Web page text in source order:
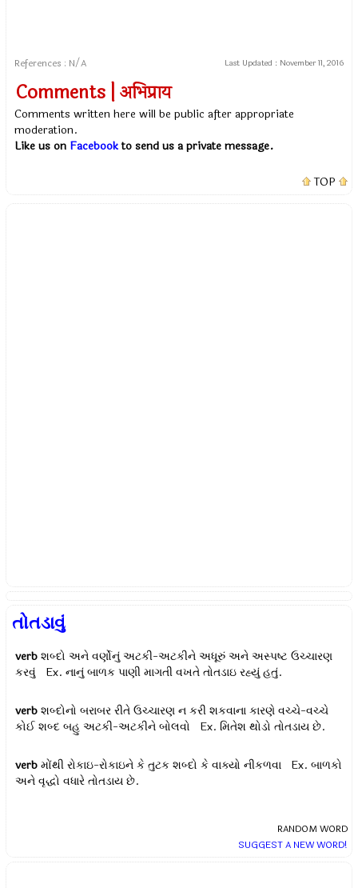
References : N/A Last Updated : November 11, 2016
Comments | अभिप्राय
Comments written here will be public after appropriate
moderation.
Like us on Facebookto send us a private message.
TOP
તોતડાવું
verb શબ્દો અને વર્ણોનું અટકી-અટકીને અધૂરું અને અસ્પષ્ટ ઉચ્ચારણ
કરવું Ex.નાનું બાળક પાણી માગતી વખતે તોતડાઇ રહ્યું હતું.
verb શબ્દોનો બરાબર રીતે ઉચ્ચારણ ન કરી શકવાના કારણે વચ્ચે-વચ્ચે
કોઈ શબ્દ બહુ અટકી-અટકીને બોલવો Ex. મિતેશ થોડો તોતડાય છે.
verb મોંથી રોકાઇ-રોકાઇને કે તુટક શબ્દો કે વાક્યો નીકળવા Ex.બાળકો
અને વૃદ્ધો વધારે તોતડાય છે.
RANDOM WORD
SUGGEST A NEW WORD!